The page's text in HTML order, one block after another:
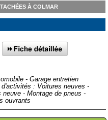
À COLMAR
- Garage entretien
: Voitures neuves -
- Montage de pneus -
ouvrants